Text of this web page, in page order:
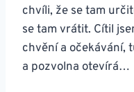
chvíli, že se tam
se tam vrátit. Cítil
chvění a očekávání,
a pozvolna otevírá…